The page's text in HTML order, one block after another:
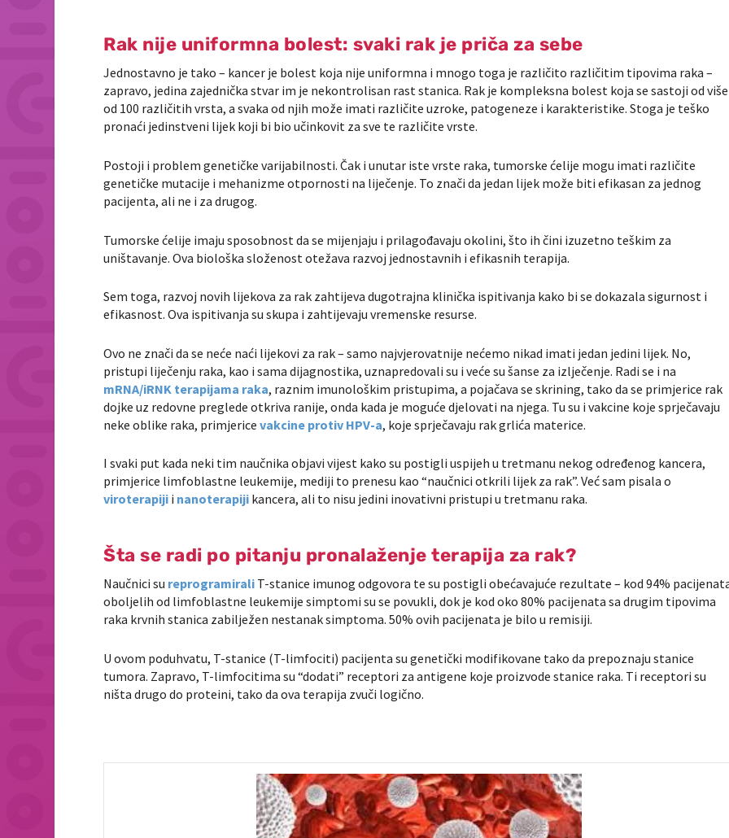
Rak nije uniformna bolest: svaki rak je priča za sebe
Jednostavno je tako – kancer je bolest koja nije uniformna i mnogo toga je različito različitim tipovima raka –
zapravo, jedina zajednička stvar im je nekontrolisan rast stanica. Rak je kompleksna bolest koja se sastoji od više
od 100 različitih vrsta, a svaka od njih može imati različite uzroke, patogeneze i karakteristike. Stoga je teško
pronaći jedinstveni lijek koji bi bio učinkovit za sve te različite vrste.
Postoji i problem genetičke varijabilnosti. Čak i unutar iste vrste raka, tumorske ćelije mogu imati različite
genetičke mutacije i mehanizme otpornosti na liječenje. To znači da jedan lijek može biti efikasan za jednog
pacijenta, ali ne i za drugog.
Tumorske ćelije imaju sposobnost da se mijenjaju i prilagođavaju okolini, što ih čini izuzetno teškim za
uništavanje. Ova biološka složenost otežava razvoj jednostavnih i efikasnih terapija.
Sem toga, razvoj novih lijekova za rak zahtijeva dugotrajna klinička ispitivanja kako bi se dokazala sigurnost i
efikasnost. Ova ispitivanja su skupa i zahtijevaju vremenske resurse.
Ovo ne znači da se neće naći lijekovi za rak – samo najvjerovatnije nećemo nikad imati jedan jedini lijek. No,
pristupi liječenju raka, kao i sama dijagnostika, uznapredovali su i veće su šanse za izlječenje. Radi se i na
mRNA/iRNK terapijama raka, raznim imunološkim pristupima, a pojačava se skrining, tako da se primjerice rak
dojke uz redovne preglede otkriva ranije, onda kada je moguće djelovati na njega. Tu su i vakcine koje sprječavaju
neke oblike raka, primjericevakcine protiv HPV-a, koje sprječavaju rak grlića materice.
I svaki put kada neki tim naučnika objavi vijest kako su postigli uspijeh u tretmanu nekog određenog kancera,
primjerice limfoblastne leukemije, mediji to prenesu kao “naučnici otkrili lijek za rak”. Već sam pisala o
viroterapiji i nanoterapiji kancera, ali to nisu jedini inovativni pristupi u tretmanu raka.
Šta se radi po pitanju pronalaženje terapija za rak?
Naučnici su reprogramirali T-stanice imunog odgovora te su postigli obećavajuće rezultate – kod 94%
oboljelih od limfoblastne leukemije simptomi su se povukli, dok je kod oko 80% pacijenata sa drugim tipovima
raka krvnih stanica zabilježen nestanak simptoma. 50% ovih pacijenata je bilo u remisiji.
U ovom poduhvatu, T-stanice (T-limfociti) pacijenta su genetički modifikovane tako da prepoznaju stanice
tumora. Zapravo, T-limfocitima su “dodati” receptori za antigene koje proizvode stanice raka. Ti receptori su
ništa drugo do proteini, tako da ova terapija zvuči logično.